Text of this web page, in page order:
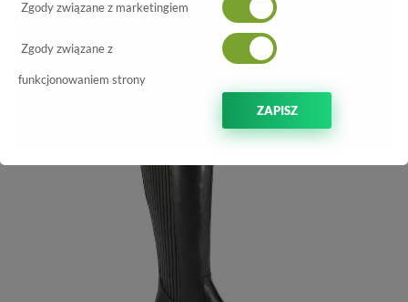
9-25502-29 026 Black Nap.Comb
Zgody związane z marketingiem
Zgody związane z
funkcjonowaniem strony
ZAPISZ